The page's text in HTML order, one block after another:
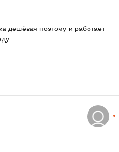
дешёвая поэтому и работает